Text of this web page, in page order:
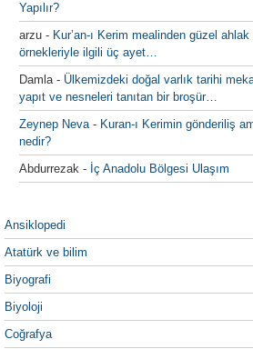
Yapılır?
arzu - Kur’an-ı Kerim mealinden güzel ahlak
örnekleriyle ilgili üç ayet…
Damla- Ülkemizdeki doğal varlık tarihi
yapıt ve nesneleri tanıtan bir broşür…
Zeynep Neva- Kuran-ı Kerimin gönderiliş
nedir?
Abdurrezak - İç Anadolu Bölgesi Ulaşım
Ansiklopedi
Atatürk ve bilim
Biyografi
Biyoloji
Coğrafya